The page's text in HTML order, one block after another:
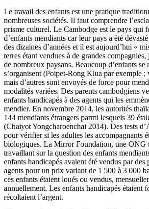
Le travail des enfants est une pratique
nombreuses sociétés. Il faut comprendre
prisme culturel. Le Cambodge est le pays qui
d’enfants mendiants car leur pays a été
des dizaines d’années et il est aujourd’hui «
terres étant vendues à de grandes compagnies,
de nombreux paysans. Beaucoup d’enfants se
s’organisent (Poipet-Rong Klua par exemple
mais d’autres sont envoyés de force pour
modalités variées. Des parents cambodgiens
enfants handicapés à des agents qui les
mendier. En novembre 2014, les autorités
144 mendiants étrangers parmi lesquels 39
(Chaiyot Yongcharoenchai 2014). Des tests
pour vérifier si les adultes les accompagnants
biologiques. La Mirror Foundation, une ONG
travaillant sur la question des enfants
enfants handicapés avaient été vendus par des
agents pour un prix variant de 1 500 à 3 000
ces enfants étaient loués ou vendus,
annuellement. Les enfants handicapés étaient
récoltaient l’argent.